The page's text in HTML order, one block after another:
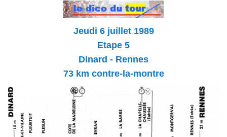
Jeudi 6 juillet 1989
Etape 5
Dinard - Rennes
73 km contre-la-montre